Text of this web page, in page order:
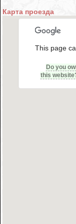
Карта проезда
This page
Do you
this